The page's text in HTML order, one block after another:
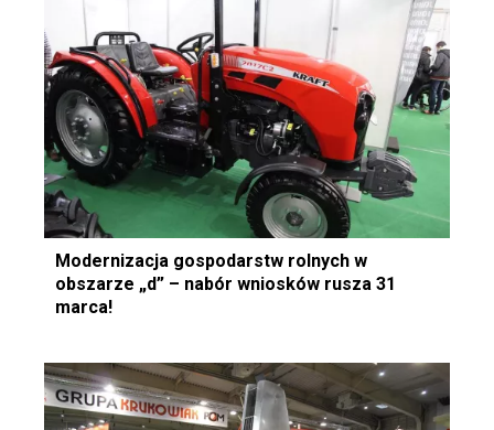
Modernizacja gospodarstw rolnych w
obszarze „d” – nabór wniosków rusza 31
marca!